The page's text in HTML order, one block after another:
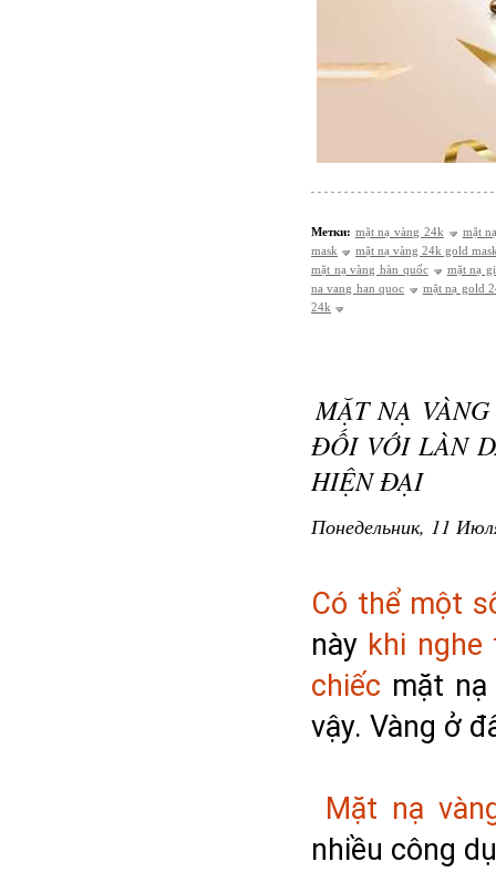
Метки: mặt nạ vàng 24k
mặt
mask
mặt nạ vàng 24k gold
mặt nạ vàng hàn quốc
mặt nạ
na vang han quoc
mặt nạ gold
24k
MẶT NẠ
ĐỐI VỚI LÀN
HIỆN ĐẠI
Понедельник, 11
Có thể một
này khi nghe
chiếc mặt
vậy. Vàng ở
Mặt nạ
nhiều công